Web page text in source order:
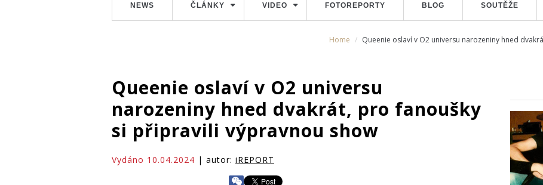
NEWS ČLÁNKY VIDEO FOTOREPORTY BLOG SOUTĚŽE
Home Queenie oslaví v O2 universu narozeniny hned
Queenie oslaví v O2 universu
narozeniny hned dvakrát, pro fanoušky
si připravili výpravnou show
Vydáno 10.04.2024 | autor: iREPORT